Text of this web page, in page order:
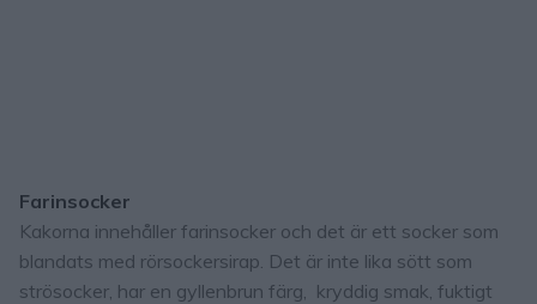
Farinsocker
Kakorna innehåller farinsocker och det är ett socker som
blandats med rörsockersirap. Det är inte lika sött som
strösocker, har en gyllenbrun färg, kryddig smak, fuktigt